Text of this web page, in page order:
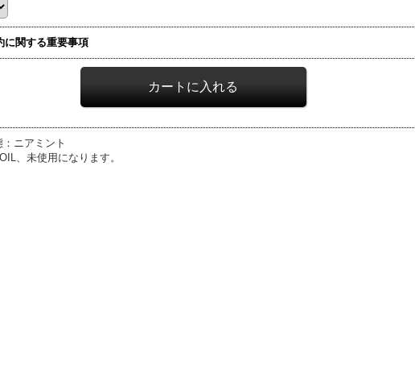
に関する重要事項
ニアミント
、未使用になります。